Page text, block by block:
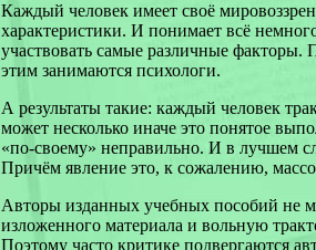
Каждый человек имеет своё
характеристики. И понимает всё
участвовать самые различные
этим занимаются психологи.
А результаты такие: каждый человек
может несколько иначе это понятое
«по-своему» неправильно. И в лучшем
Причём явление это, к сожалению,
Авторы изданных учебных пособий не
изложенного материала и вольную
Поэтому часто критике подвергаются